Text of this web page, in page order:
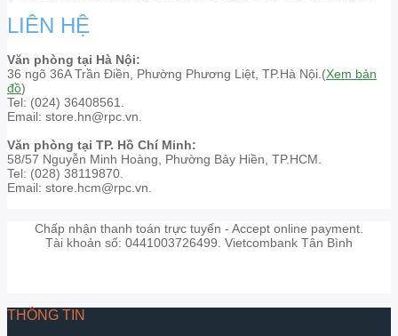
LIÊN HỆ
Văn phòng tại Hà Nội:
36 ngõ 36A Trần Điền, Phường Phương Liệt, TP.Hà Nội.(Xem bản
đồ)
Tel: (024) 36408561.
Email: store.hn@rpc.vn.
Văn phòng tại TP. Hồ Chí Minh:
58/57 Nguyễn Minh Hoàng, Phường Bảy Hiền, TP.HCM.
Tel: (028) 38119870.
Email: store.hcm@rpc.vn.
Chấp nhận thanh toán trực tuyến - Accept online payment.
Tài khoản số: 0441003726499. Vietcombank Tân Bình
THÔNG TIN